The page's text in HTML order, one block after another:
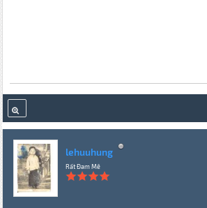
lehuuhung
Rất Đam Mê